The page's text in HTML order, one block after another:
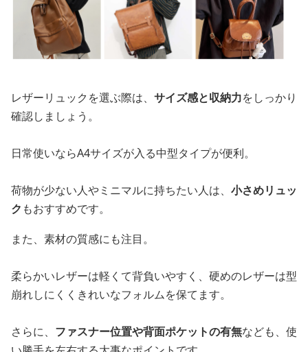
レザーリュックを選ぶ際は、 サイズ感と収納力をしっかり
確認しましょう。
日常使いならA4サイズが入る中型タイプが便利。
荷物が少ない人やミニマルに持ちたい人は、 小さめリュッ
ク もおすすめです。
また、素材の質感にも注目。
柔らかいレザーは軽くて背負いやすく、硬めのレザーは型
崩れしにくくきれいなフォルムを保てます。
さらに、 ファスナー位置や背面ポケットの有無なども、使